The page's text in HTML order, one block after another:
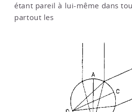
étant pareil à lui-même dans
partout les